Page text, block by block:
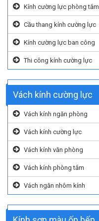
Kính cường lực phòng tắm
Cầu thang kính cường lực
Kính cường lực ban công
Thi công kính cường lực
Vách kính cường lực
Vách kính ngăn phòng
Vách kính cường lực
Vách kính văn phòng
Vách kính phòng tắm
Vách ngăn nhôm kính